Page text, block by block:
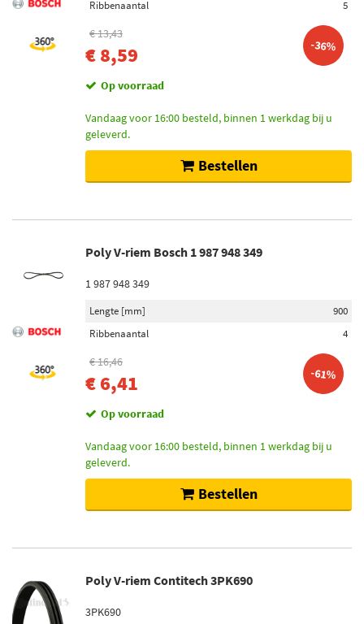
Ribbenaantal 5
€ 13,43
€ 8,59 -36%
Op voorraad
Vandaag voor 16:00 besteld, binnen 1 werkdag bij u
geleverd.
Bestellen
Poly V-riem Bosch 1 987 948 349
1 987 948 349
Lengte [mm]
900
Ribbenaantal
4
€ 16,46
€ 6,41 -61%
Op voorraad
Vandaag voor 16:00 besteld, binnen 1 werkdag bij u
geleverd.
Bestellen
Poly V-riem Contitech 3PK690
3PK690